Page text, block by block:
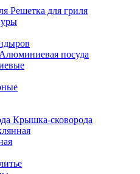
Решетка для гриля
Алюминиевая посуда
Крышка-сковорода